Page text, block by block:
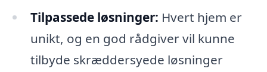
Tilpassede løsninger: Hvert hjem er
unikt, og en god rådgiver vil kunne
tilbyde skræddersyede løsninger